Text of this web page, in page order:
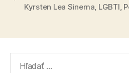
Kyrsten Lea Sinema, LGBTI,